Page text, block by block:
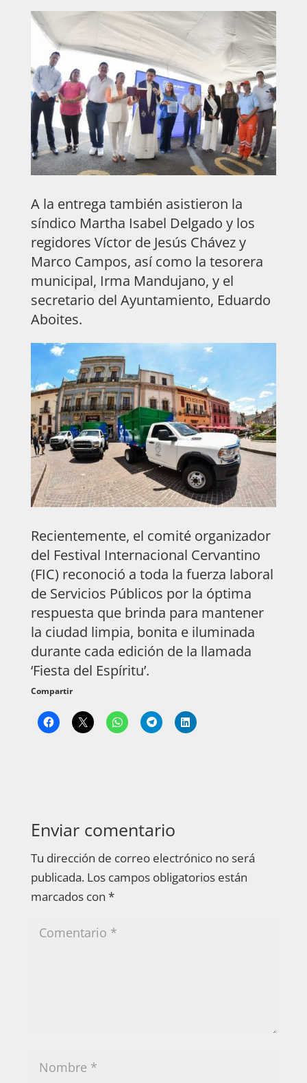
A la entrega también asistieron la
síndico Martha Isabel Delgado y los
regidores Víctor de Jesús Chávez y
Marco Campos, así como la tesorera
municipal, Irma Mandujano, y el
secretario del Ayuntamiento, Eduardo
Aboites.
Recientemente, el comité organizador
del Festival Internacional Cervantino
(FIC) reconoció a toda la fuerza laboral
de Servicios Públicos por la óptima
respuesta que brinda para mantener
la ciudad limpia, bonita e iluminada
durante cada edición de la llamada
‘Fiesta del Espíritu’.
Compartir
Enviar comentario
Tu dirección de correo electrónico no será
publicada. Los campos obligatorios están
marcados con *